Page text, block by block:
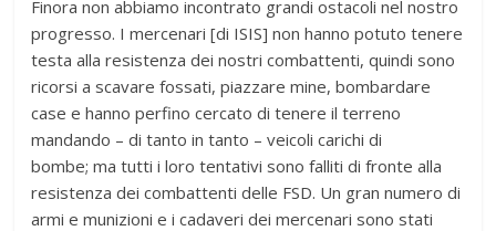
Finora non abbiamo incontrato grandi ostacoli nel nostro
progresso. I mercenari [di ISIS] non hanno potuto tenere
testa alla resistenza dei nostri combattenti, quindi sono
ricorsi a scavare fossati, piazzare mine, bombardare
case e hanno perfino cercato di tenere il terreno
mandando – di tanto in tanto – veicoli carichi di
bombe; ma tutti i loro tentativi sono falliti di fronte alla
resistenza dei combattenti delle FSD. Un gran numero di
armi e munizioni e i cadaveri dei mercenari sono stati